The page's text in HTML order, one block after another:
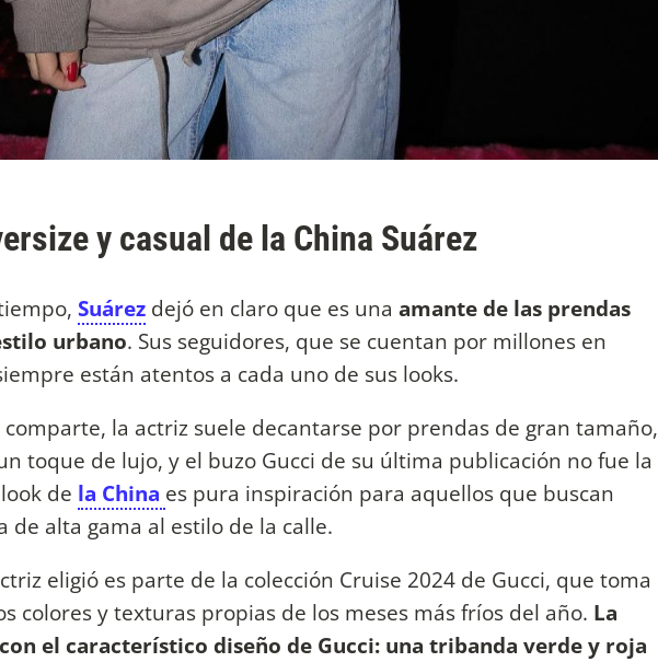
y casual de la China Suárez
Suárez dejó en claro que es una amante de las prendas
urbano. Sus seguidores, que se cuentan por millones en
están atentos a cada uno de sus looks.
comparte, la actriz suele decantarse por prendas de gran tamaño,
toque de lujo, y el buzo Gucci de su última publicación no fue la
de la China es pura inspiración para aquellos que buscan
de alta gama al estilo de la calle.
eligió es parte de la colección Cruise 2024 de Gucci, que toma
colores y texturas propias de los meses más fríos del año. La
el característico diseño de Gucci: una tribanda verde y roja